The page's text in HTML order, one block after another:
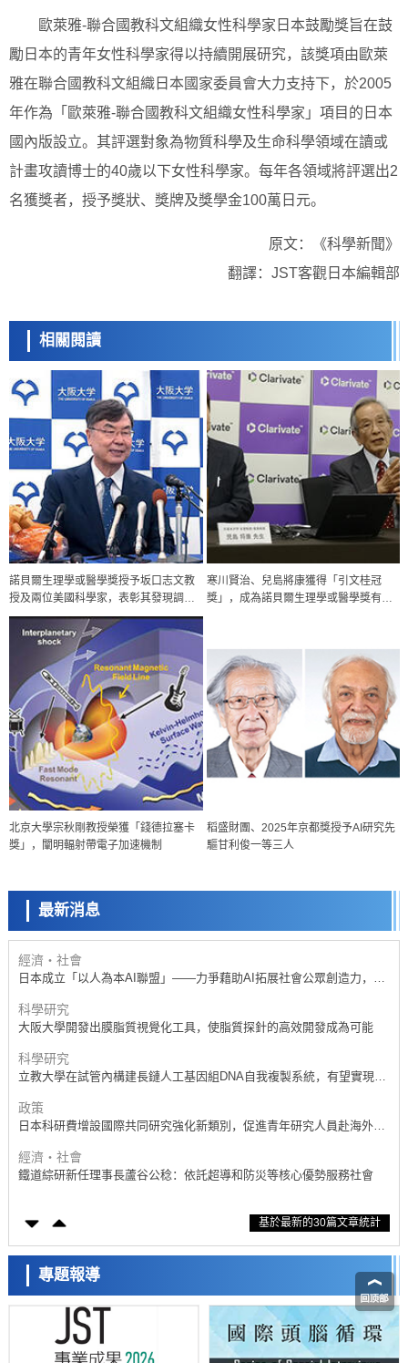
歐萊雅-聯合國教科文組織女性科學家日本鼓勵獎旨在鼓
勵日本的青年女性科學家得以持續開展研究，該獎項由歐萊
雅在聯合國教科文組織日本國家委員會大力支持下，於2005
年作為「歐萊雅-聯合國教科文組織女性科學家」項目的日本
國內版設立。其評選對象為物質科學及生命科學領域在讀或
計畫攻讀博士的40歲以下女性科學家。每年各領域將評選出2
名獲獎者，授予獎狀、獎牌及獎學金100萬日元。
原文：《科學新聞》
翻譯：JST客觀日本編輯部
相關閱讀
諾貝爾生理學或醫學獎授予坂口志文教
授及兩位美國科學家，表彰其發現調節
性T細胞
寒川賢治、兒島將康獲得「引文桂冠
獎」，成為諾貝爾生理學或醫學獎有力
北京大學宗秋剛教授榮獲「錢德拉塞卡
獎」，闡明輻射帶電子加速機制
稻盛財團、2025年京都獎授予AI研究先
驅甘利俊一等三人
最新消息
政策
日本科研費增設國際共同研究強化新類別，促進青年研究人員赴海外開
展研究
科學研究
開發出300億年僅誤差1秒的光晶格鐘，構建網路將其打造為次世代社會
基礎設施
經濟・社會
日本成立「以人為本AI聯盟」——力爭藉助AI拓展社會公眾創造力，依
科學研究
大阪大學開發出膜脂質視覺化工具，使脂質探針的高效開發成為可能
科學研究
立教大學在試管內構建長鏈人工基因組DNA自我複製系統，有望實現攜
政策
日本科研費增設國際共同研究強化新類別，促進青年研究人員赴海外開
經濟・社會
鐵道綜研新任理事長蘆谷公稔：依託超導和防災等核心優勢服務社會
東京大學通過葉綠體基因組編輯技術強化碳固定酵素，成功提高光合作
科學研究
藤田醫科大學等成功鑑定出非結核分枝桿菌生存的必需基因，首次揭示
該基因的必要性因菌株而異
經濟・社會
【AI法下篇】如何應對AI的不可控性——中央大學平野晉教授專訪
科學研究
基於最新的30篇文章統計
專題報導